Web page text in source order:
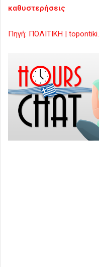
καθυστερήσεις
Πηγή: ΠΟΛΙΤΙΚΗ |